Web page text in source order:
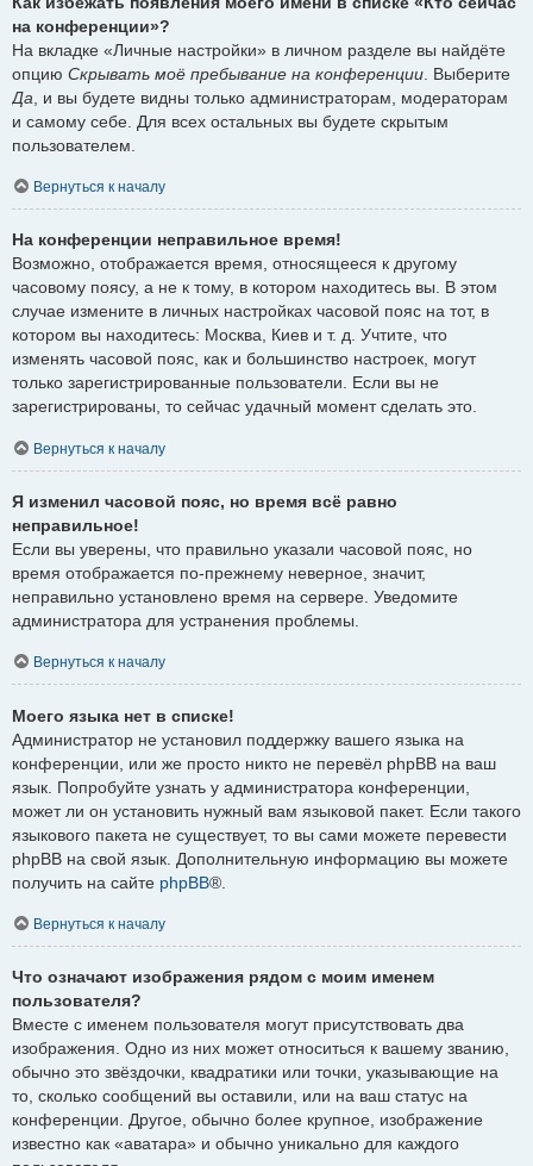
на конференции»?
На вкладке «Личные настройки» в личном разделе вы найдёте
опцию Скрывать моё пребывание на конференции . Выберите
Да , и вы будете видны только администраторам, модераторам
и самому себе. Для всех остальных вы будете скрытым
пользователем.
Вернуться к началу
На конференции неправильное время!
Возможно, отображается время, относящееся к другому
часовому поясу, а не к тому, в котором находитесь вы. В этом
случае измените в личных настройках часовой пояс на тот, в
котором вы находитесь: Москва, Киев и т. д. Учтите, что
изменять часовой пояс, как и большинство настроек, могут
только зарегистрированные пользователи. Если вы не
зарегистрированы, то сейчас удачный момент сделать это.
Вернуться к началу
Я изменил часовой пояс, но время всё равно
неправильное!
Если вы уверены, что правильно указали часовой пояс, но
время отображается по-прежнему неверное, значит,
неправильно установлено время на сервере. Уведомите
администратора для устранения проблемы.
Вернуться к началу
Моего языка нет в списке!
Администратор не установил поддержку вашего языка на
конференции, или же просто никто не перевёл phpBB на ваш
язык. Попробуйте узнать у администратора конференции,
может ли он установить нужный вам языковой пакет. Если такого
языкового пакета не существует, то вы сами можете перевести
phpBB на свой язык. Дополнительную информацию вы можете
получить на сайте phpBB®.
Вернуться к началу
Что означают изображения рядом с моим именем
пользователя?
Вместе с именем пользователя могут присутствовать два
изображения. Одно из них может относиться к вашему званию,
обычно это звёздочки, квадратики или точки, указывающие на
то, сколько сообщений вы оставили, или на ваш статус на
конференции. Другое, обычно более крупное, изображение
известно как «аватара» и обычно уникально для каждого